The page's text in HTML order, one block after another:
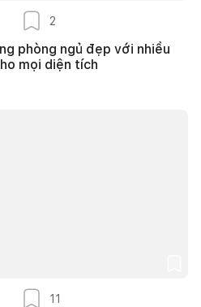
2
phòng ngủ đẹp với nhiều
mọi diện tích
11